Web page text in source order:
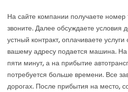
На сайте компании получаете
звоните. Далее обсуждаете условия
устный контракт, оплачиваете
вашему адресу подается машина. На
пяти минут, а на прибытие
потребуется больше времени. Все
дорогах. После прибытия на место,